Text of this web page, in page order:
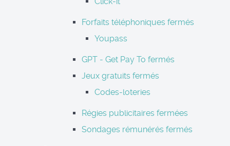
Forfaits téléphoniques fermés
Youpass
GPT - Get Pay To fermés
Jeux gratuits fermés
Codes-loteries
Régies publicitaires fermées
Sondages rémunérés fermés